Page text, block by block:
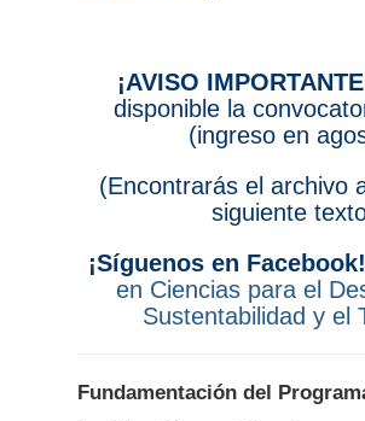
¡AVISO
disponible la
(ingreso en
(Encontrarás el archivo
siguiente
¡Síguenos en Facebook!
en Ciencias para el
Sustentabilidad y el
Fundamentación del